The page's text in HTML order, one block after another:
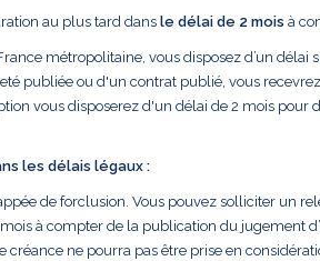
au plus tard dans le délai de 2 mois à
métropolitaine, vous disposez d’un
publiée ou d'un contrat publié, vous
vous disposerez d'un délai de 2 mois pour
les délais légaux :
de forclusion. Vous pouvez solliciter un
à compter de la publication du jugement
créance ne pourra pas être prise en